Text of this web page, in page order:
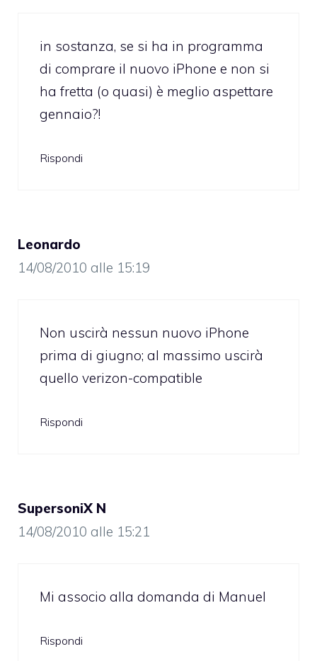
in sostanza, se si ha in programma
di comprare il nuovo iPhone e non si
ha fretta (o quasi) è meglio aspettare
gennaio?!
Rispondi
Leonardo
14/08/2010 alle 15:19
Non uscirà nessun nuovo iPhone
prima di giugno; al massimo uscirà
quello verizon-compatible
Rispondi
SupersoniX N
14/08/2010 alle 15:21
Mi associo alla domanda di Manuel
Rispondi